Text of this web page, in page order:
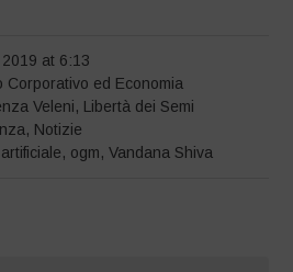
at 6:13
Corporativo ed Economia
Veleni, Libertà dei Semi
, Notizie
, ogm,Vandana Shiva